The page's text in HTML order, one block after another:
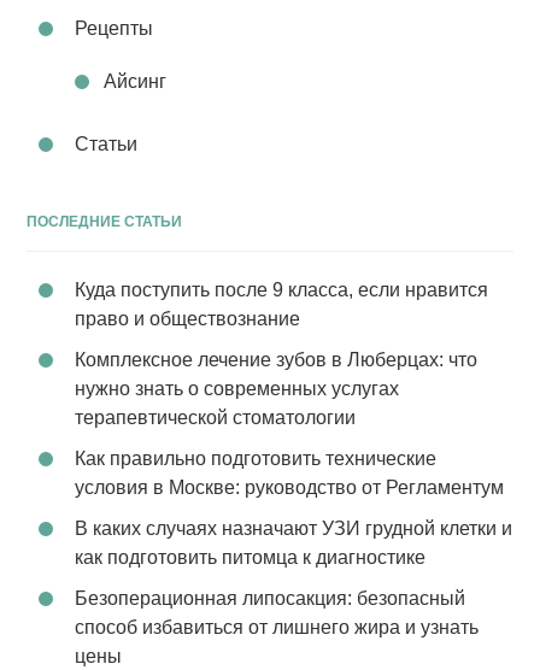
Рецепты
Айсинг
Статьи
ПОСЛЕДНИЕ СТАТЬИ
Куда поступить после 9 класса, если нравится
право и обществознание
Комплексное лечение зубов в Люберцах: что
нужно знать о современных услугах
терапевтической стоматологии
Как правильно подготовить технические
условия в Москве: руководство от Регламентум
В каких случаях назначают УЗИ грудной клетки и
как подготовить питомца к диагностике
Безоперационная липосакция: безопасный
способ избавиться от лишнего жира и узнать
цены